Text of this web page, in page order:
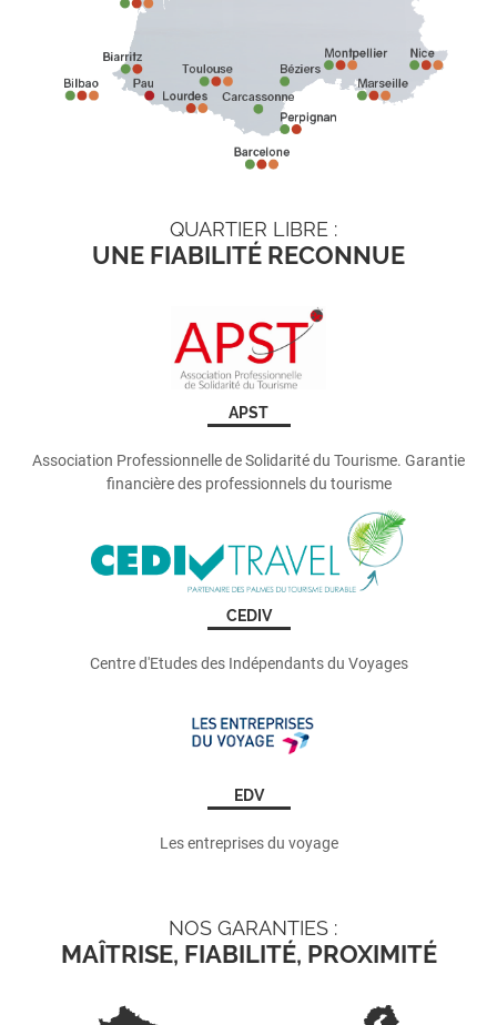
QUARTIER LIBRE :
UNE FIABILITÉ RECONNUE
APST
Association Professionnelle de Solidarité du Tourisme. Garantie
financière des professionnels du tourisme
CEDIV
Centre d'Etudes des Indépendants du Voyages
EDV
Les entreprises du voyage
NOS GARANTIES :
MAÎTRISE, FIABILITÉ, PROXIMITÉ